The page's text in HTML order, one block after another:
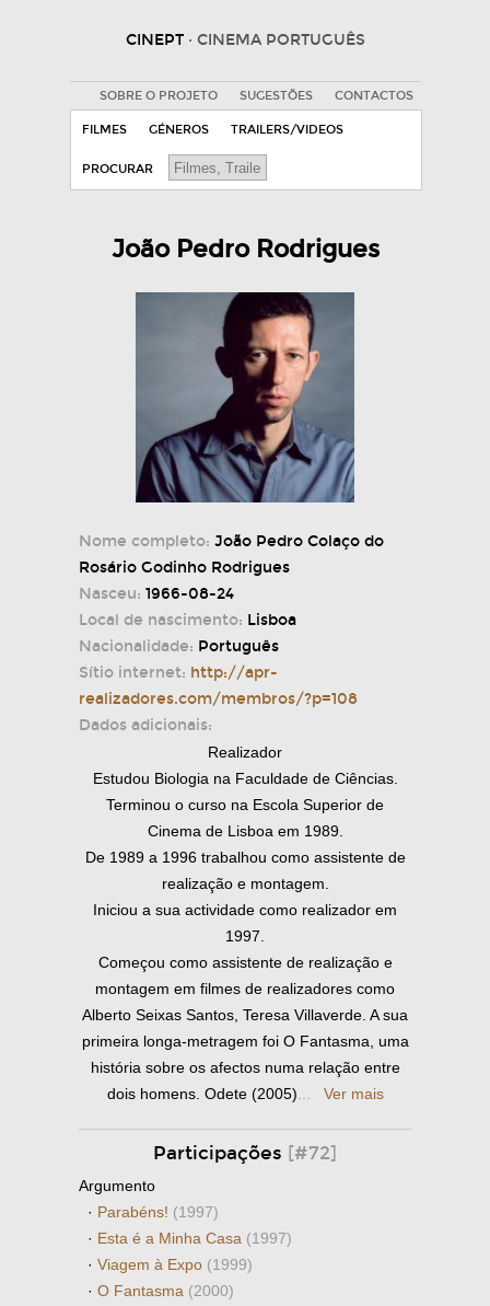
CINEPT · CINEMA PORTUGUÊS
SOBRE O PROJETO SUGESTÕES CONTACTOS
FILMES GÉNEROS TRAILERS/VIDEOS
PROCURAR
João Pedro Rodrigues
Nome completo: João Pedro Colaço do
Rosário Godinho Rodrigues
Nasceu: 1966-08-24
Local de nascimento: Lisboa
Nacionalidade: Português
Sítio internet: http://apr-
realizadores.com/membros/?p=108
Dados adicionais:
Realizador
Estudou Biologia na Faculdade de Ciências.
Terminou o curso na Escola Superior de
Cinema de Lisboa em 1989.
De 1989 a 1996 trabalhou como assistente de
realização e montagem.
Iniciou a sua actividade como realizador em
1997.
Começou como assistente de realização e
montagem em filmes de realizadores como
Alberto Seixas Santos, Teresa Villaverde. A sua
primeira longa-metragem foi O Fantasma, uma
história sobre os afectos numa relação entre
dois homens. Odete (2005)
Ver mais
Participações [#72]
Argumento
· Parabéns! (1997)
· Esta é a Minha Casa (1997)
· Viagem à Expo (1999)
· O Fantasma (2000)